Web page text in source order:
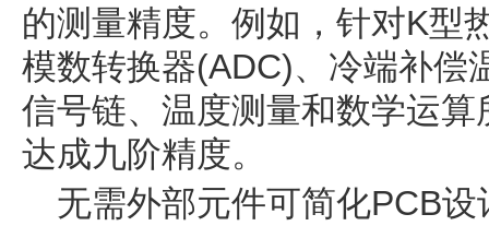
的测量精度。例如，针对K型
模数转换器(ADC)、冷端补偿
信号链、温度测量和数学运
达成九阶精度。
无需外部元件可简化PCB